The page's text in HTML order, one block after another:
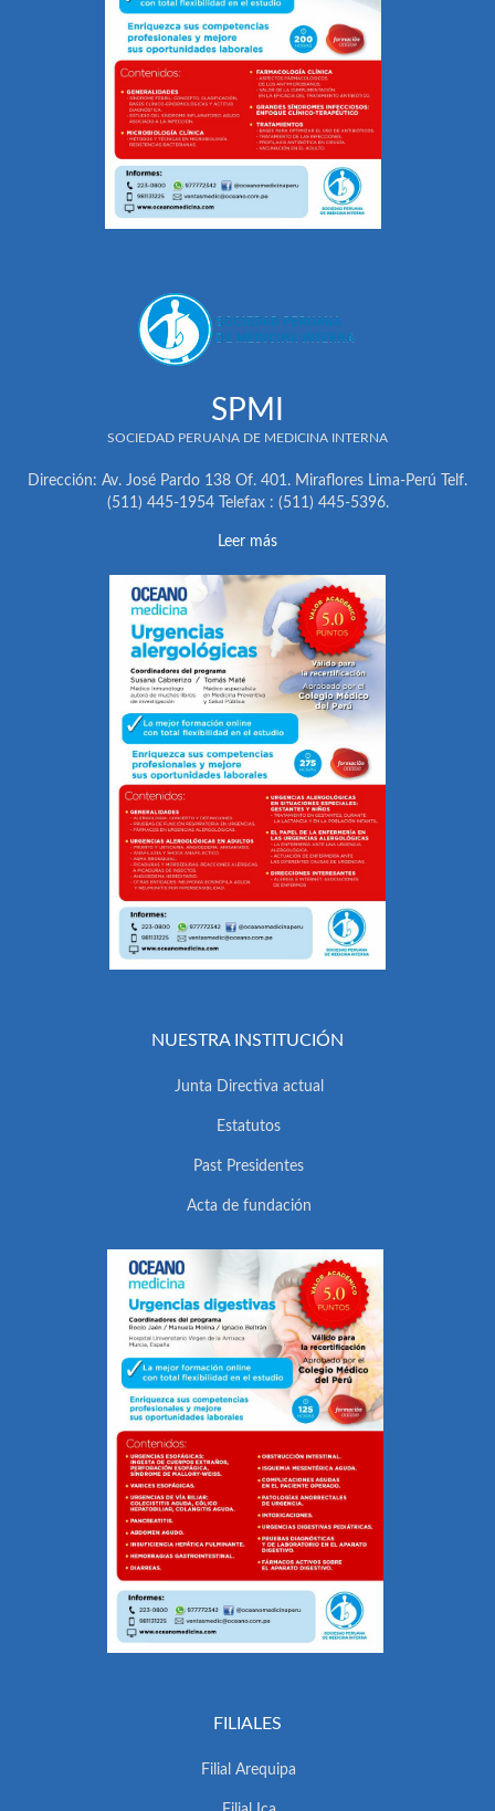
SPMI
SOCIEDAD PERUANA DE MEDICINA INTERNA
Dirección: Av. José Pardo 138 Of. 401. Miraflores Lima-Perú Telf.
(511) 445-1954 Telefax : (511) 445-5396.
Leer más
NUESTRA INSTITUCIÓN
Junta Directiva actual
Estatutos
Past Presidentes
Acta de fundación
FILIALES
Filial Arequipa